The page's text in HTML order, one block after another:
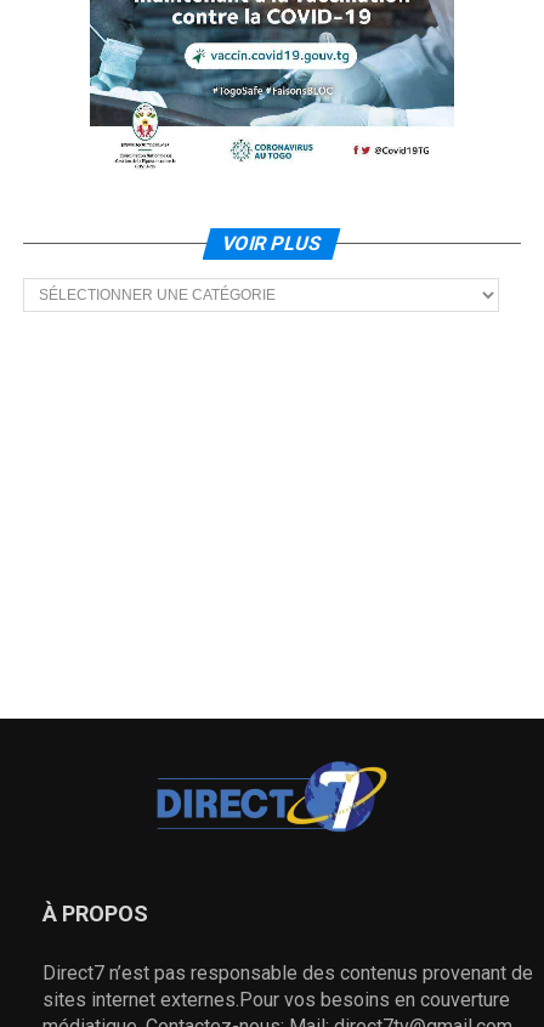
VOIR PLUS
Voir
plus
À PROPOS
Direct7 n’est pas responsable des contenus provenant de
sites internet externes.Pour vos besoins en couverture